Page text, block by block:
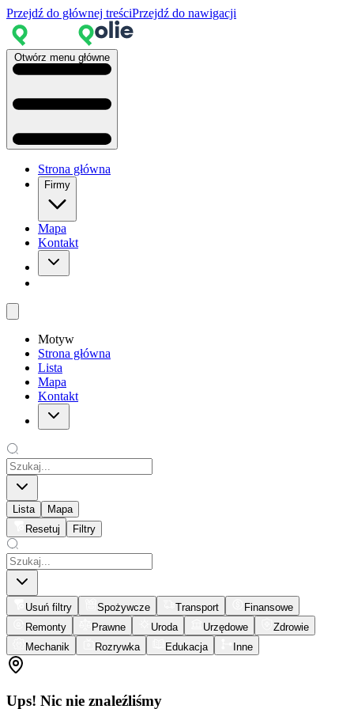
Przejdź do głównej treściPrzejdź do nawigacji
Otwórz menu główne
Strona główna
Firmy
Mapa
Kontakt
Motyw
Strona główna
Lista
Mapa
Kontakt
Lista
Mapa
Resetuj
Filtry
Usuń filtry Spożywcze Transport
Finansowe
Remonty
Prawne Uroda Urzędowe
Zdrowie
Mechanik
Rozrywka Edukacja Inne
Ups! Nic nie znaleźliśmy